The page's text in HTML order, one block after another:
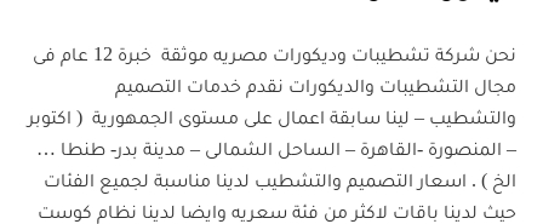
نحن شركة تشطيبات وديكورات مصريه موثقة خبرة 12 عام فى
مجال التشطيبات والديكورات نقدم خدمات التصميم
والتشطيب – لينا سابقة اعمال على مستوى الجمهورية ( اكتوبر
– المنصورة -القاهرة – الساحل الشمالى – مدينة بدر- طنطا …
الخ ) . اسعار التصميم والتشطيب لدينا مناسبة لجميع الفئات
حيث لدينا باقات لاكثر من فئة سعريه وايضا لدينا نظام كوست